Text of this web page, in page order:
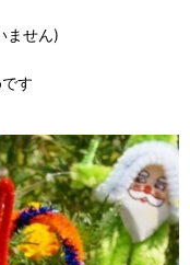
せん)
す